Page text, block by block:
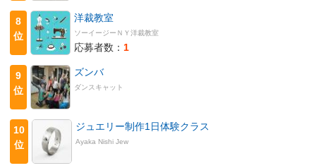
8
位
洋裁教室
ソーイージーＮＹ洋裁教室
応募者数： 1
9
位
ズンバ
ダンスキャット
10
位
ジュエリー制作1日体験クラス
Ayaka Nishi Jew